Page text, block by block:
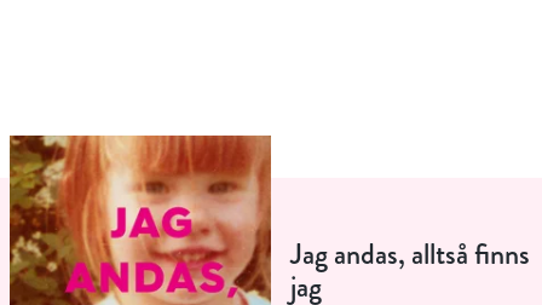
Jag andas, alltså finns
jag